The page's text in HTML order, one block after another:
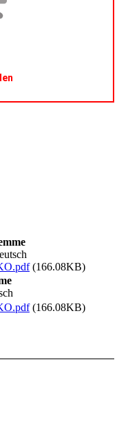
(166.08KB)
(166.08KB)